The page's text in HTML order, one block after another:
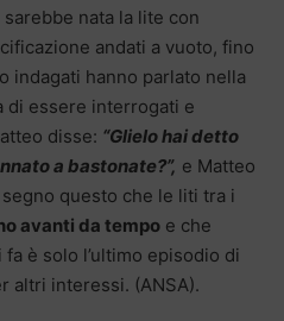
nata la lite con
andati a vuoto, fino
indagati hanno parlato nella
di essere interrogati e
disse: “Glielo hai detto
a bastonate?”, e Matteo
segno questo che le liti tra i
avanti da tempo e che
è solo l’ultimo episodio di
altri interessi. (ANSA).